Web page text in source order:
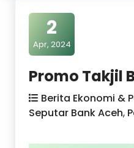
2
Apr, 2024
Promo Takjil
Berita Ekonomi &
Seputar Bank Aceh,